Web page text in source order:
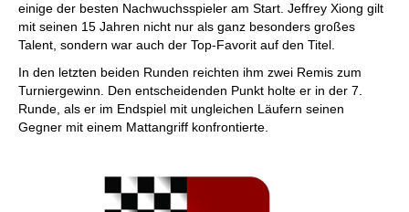
einige der besten Nachwuchsspieler am Start. Jeffrey Xiong gilt
mit seinen 15 Jahren nicht nur als ganz besonders großes
Talent, sondern war auch der Top-Favorit auf den Titel.
In den letzten beiden Runden reichten ihm zwei Remis zum
Turniergewinn. Den entscheidenden Punkt holte er in der 7.
Runde, als er im Endspiel mit ungleichen Läufern seinen
Gegner mit einem Mattangriff konfrontierte.